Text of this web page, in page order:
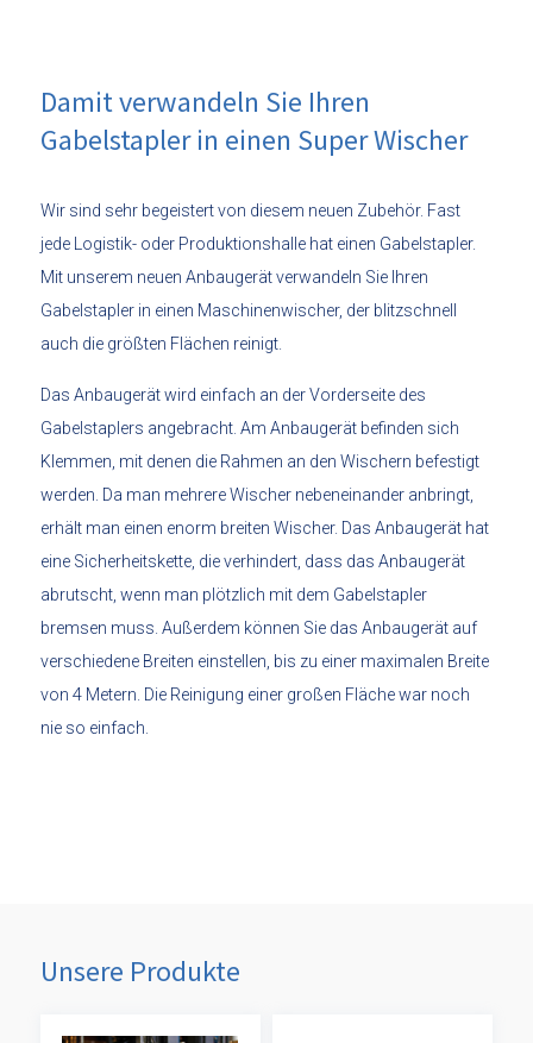
Damit verwandeln Sie Ihren
Gabelstapler in einen Super Wischer
Wir sind sehr begeistert von diesem neuen Zubehör. Fast
jede Logistik- oder Produktionshalle hat einen Gabelstapler.
Mit unserem neuen Anbaugerät verwandeln Sie Ihren
Gabelstapler in einen Maschinenwischer, der blitzschnell
auch die größten Flächen reinigt.
Das Anbaugerät wird einfach an der Vorderseite des
Gabelstaplers angebracht. Am Anbaugerät befinden sich
Klemmen, mit denen die Rahmen an den Wischern befestigt
werden. Da man mehrere Wischer nebeneinander anbringt,
erhält man einen enorm breiten Wischer. Das Anbaugerät hat
eine Sicherheitskette, die verhindert, dass das Anbaugerät
abrutscht, wenn man plötzlich mit dem Gabelstapler
bremsen muss. Außerdem können Sie das Anbaugerät auf
verschiedene Breiten einstellen, bis zu einer maximalen Breite
von 4 Metern. Die Reinigung einer großen Fläche war noch
nie so einfach.
Unsere Produkte